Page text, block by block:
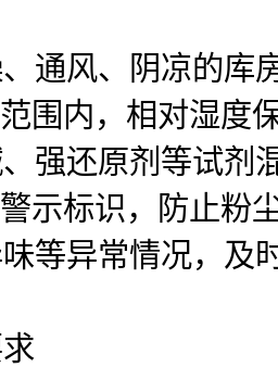
通风、阴凉的库
围内，相对湿度
强还原剂等试剂
示标识，防止粉
等异常情况，及